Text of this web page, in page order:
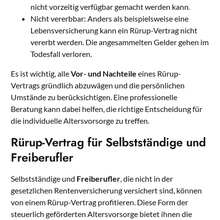
nicht vorzeitig verfügbar gemacht werden kann.
Nicht vererbbar: Anders als beispielsweise eine
Lebensversicherung kann ein Rürup-Vertrag nicht
vererbt werden. Die angesammelten Gelder gehen im
Todesfall verloren.
Es ist wichtig, alleVor- und Nachteile eines Rürup-
Vertrags gründlich abzuwägen und die persönlichen
Umstände zu berücksichtigen. Eine professionelle
Beratung kann dabei helfen, die richtige Entscheidung für
die individuelle Altersvorsorge zu treffen.
Rürup-Vertrag für Selbstständige und
Freiberufler
Selbstständige und Freiberufler, die nicht in der
gesetzlichen Rentenversicherung versichert sind, können
von einem Rürup-Vertrag profitieren. Diese Form der
steuerlich geförderten Altersvorsorge bietet ihnen die